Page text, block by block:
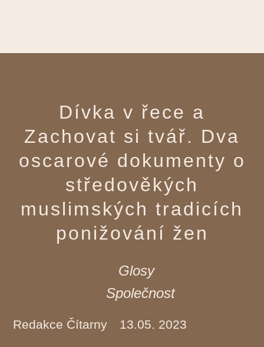
Dívka v řece a
Zachovat si tvář. Dva
oscarové dokumenty o
středověkých
muslimských tradicích
ponižování žen
Glosy
Společnost
Redakce Čítarny 13.05. 2023